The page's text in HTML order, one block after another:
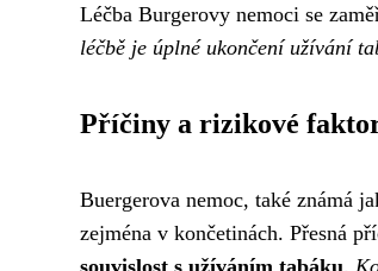
Léčba Burgerovy nemoci se
léčbě je úplné ukončení užívání
Příčiny a rizikové
Buergerova nemoc, také známá
zejména v končetinách. Přesná
souvislost s užíváním tabáku.